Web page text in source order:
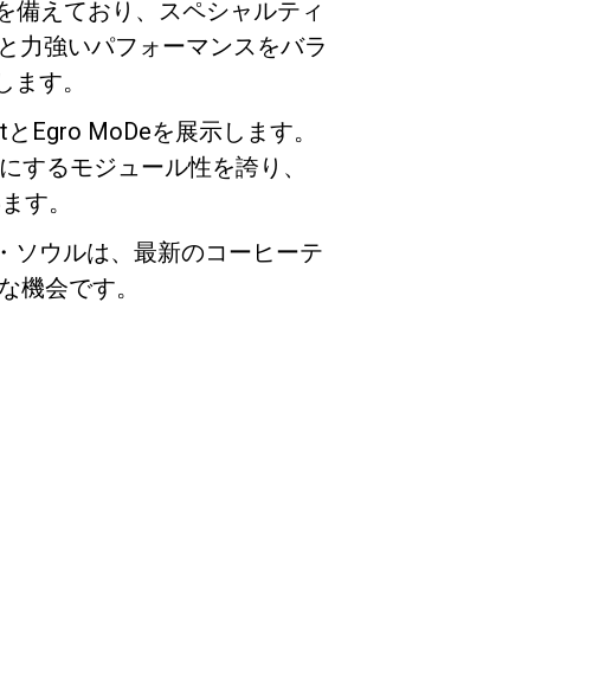
備えており、スペシャルティ
力強いパフォーマンスをバラ
す。
Egro MoDeを展示します。
するモジュール性を誇り、
す。
ソウルは、最新のコーヒーテ
機会です。